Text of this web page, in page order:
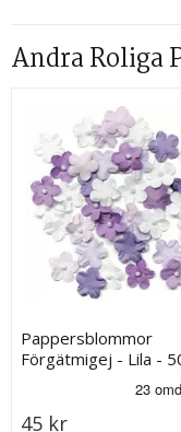
Andra Roliga
Pappersblommor
Förgätmigej - Lila -
45 kr